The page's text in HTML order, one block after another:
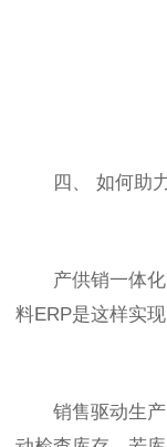
四、 如何助力
产供销一体化
料ERP是这样实现
销售驱动生产